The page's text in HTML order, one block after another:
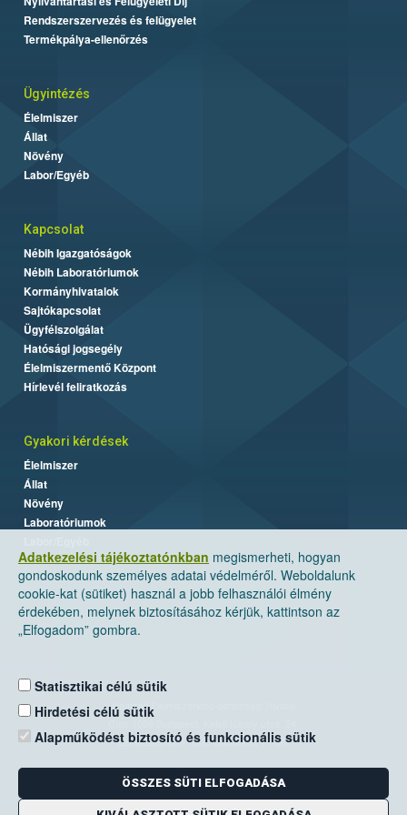
Adatkezelési tájékoztatónkban megismerheti, hogyan
gondoskodunk személyes adatai védelméről. Weboldalunk
cookie-kat (sütiket) használ a jobb felhasználói élmény
érdekében, melynek biztosításához kérjük, kattintson az
„Elfogadom” gombra.
Statisztikai célú sütik
Hirdetési célú sütik
Alapműködést biztosító és funkcionális sütik
ÖSSZES SÜTI ELFOGADÁSA
Rendszerszervezés és felügyelet
Termékpálya-ellenőrzés
Ügyintézés
Élelmiszer
Állat
Növény
Labor/Egyéb
Kapcsolat
Nébih Igazgatóságok
Nébih Laboratóriumok
Kormányhivatalok
Sajtókapcsolat
Ügyfélszolgálat
Hatósági jogsegély
Élelmiszermentő Központ
Hírlevél feliratkozás
Gyakori kérdések
Élelmiszer
Állat
Növény
Laboratóriumok
Nemzeti Élelmiszerlánc-biztonsági Hivatal
Levelezési cím: 1525 Budapest. Pf. 30.
E-mail:ugyfelszolgalat@nebih.gov.hu
Zöld szám: 06-80/263-244